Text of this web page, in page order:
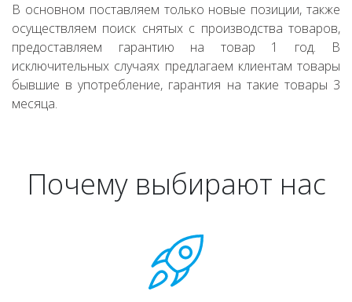
В основном поставляем только новые позиции, также
осуществляем поиск снятых с производства товаров,
предоставляем гарантию на товар 1 год. В
исключительных случаях предлагаем клиентам товары
бывшие в употребление, гарантия на такие товары 3
месяца.
Почему выбирают нас